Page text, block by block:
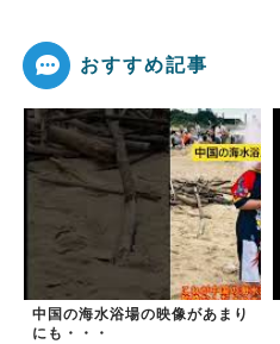
おすすめ記事
中国の海水浴場の映像があまり
にも・・・